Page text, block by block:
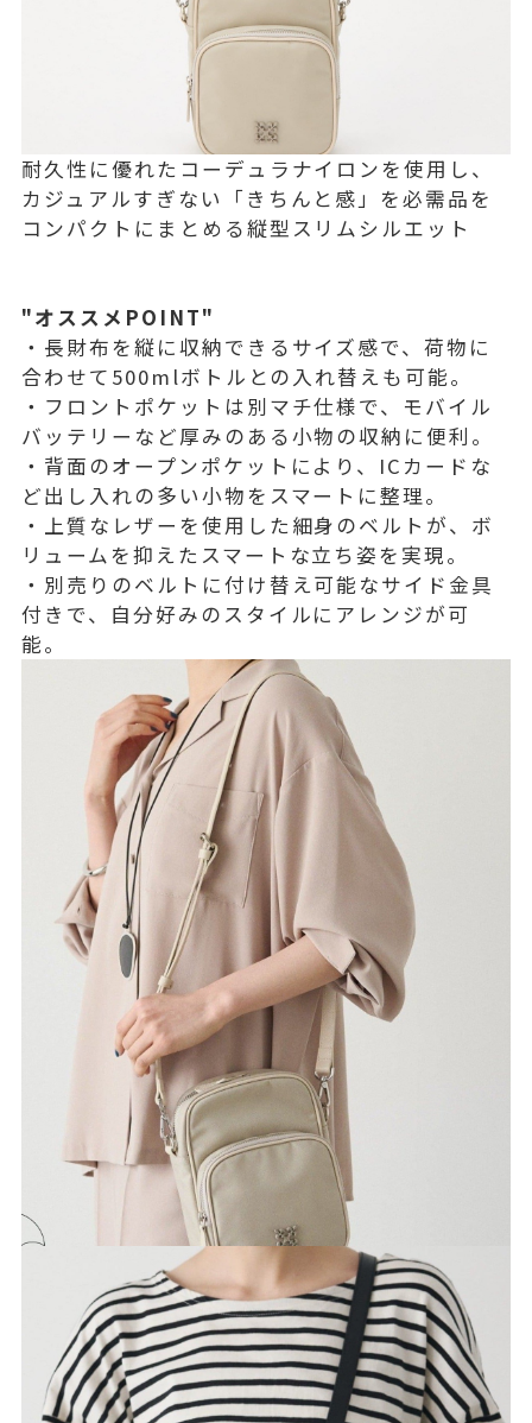
耐久性に優れたコーデュラナイロンを使用し、
カジュアルすぎない「きちんと感」を必需品を
コンパクトにまとめる縦型スリムシルエット
"オススメPOINT"
・長財布を縦に収納できるサイズ感で、荷物に
合わせて500mlボトルとの入れ替えも可能。
・フロントポケットは別マチ仕様で、モバイル
バッテリーなど厚みのある小物の収納に便利。
・背面のオープンポケットにより、ICカードな
ど出し入れの多い小物をスマートに整理。
・上質なレザーを使用した細身のベルトが、ボ
リュームを抑えたスマートな立ち姿を実現。
・別売りのベルトに付け替え可能なサイド金具
付きで、自分好みのスタイルにアレンジが可
能。